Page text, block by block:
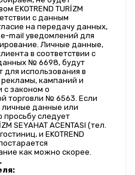
EKOTREND TURİZM
с данным
на передачу данных,
mail уведомлений для
Личные данные,
в соответствии с
№ 6698, будут
для использования в
кампаний и
с законом о
торговли № 6563. Если
личные данные или
просьбу следует
SEYAHAT ACENTASI (тел.
и EKOTREND
как можно скорее.